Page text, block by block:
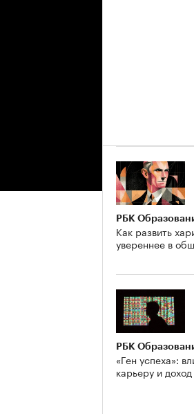
РБК
Как развить
увереннее в
РБК
«Ген успеха»:
карьеру и доход